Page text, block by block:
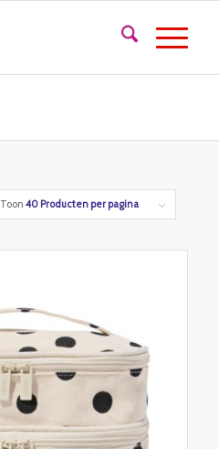
Toon 40 Producten per pagina